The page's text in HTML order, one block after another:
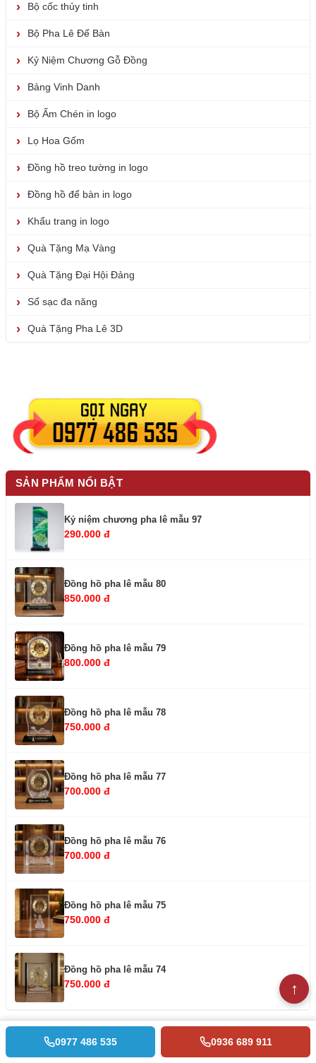
Bộ cốc thủy tinh
Bộ Pha Lê Để Bàn
Kỷ Niệm Chương Gỗ Đồng
Bảng Vinh Danh
Bộ Ấm Chén in logo
Lọ Hoa Gốm
Đồng hồ treo tường in logo
Đồng hồ để bàn in logo
Khẩu trang in logo
Quà Tặng Mạ Vàng
Quà Tặng Đại Hội Đảng
Sổ sạc đa năng
Quà Tặng Pha Lê 3D
SẢN PHẨM NỔI BẬT
Kỷ niệm chương pha lê mẫu 97
290.000 đ
Đồng hồ pha lê mẫu 80
850.000 đ
Đồng hồ pha lê mẫu 79
800.000 đ
Đồng hồ pha lê mẫu 78
750.000 đ
Đồng hồ pha lê mẫu 77
700.000 đ
Đồng hồ pha lê mẫu 76
700.000 đ
Đồng hồ pha lê mẫu 75
750.000 đ
Đồng hồ pha lê mẫu 74
750.000 đ
0977 486 535 0936 689 911